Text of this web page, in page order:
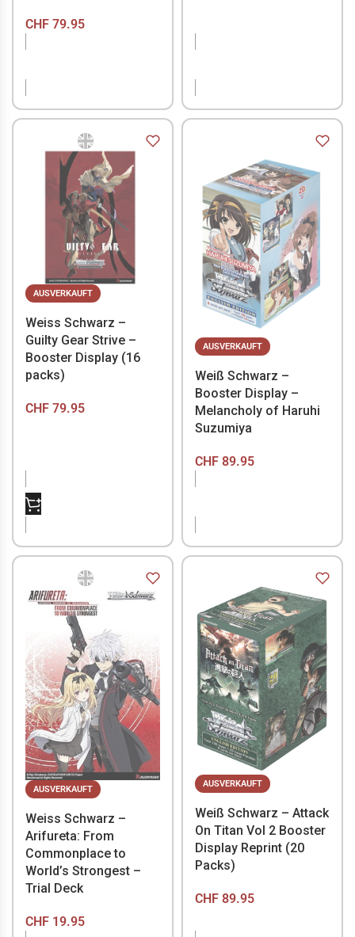
CHF 79.95
AUSVERKAUFT
Weiss Schwarz –
Guilty Gear Strive –
Booster Display (16
packs)
CHF 79.95
AUSVERKAUFT
Weiß Schwarz –
Booster Display –
Melancholy of Haruhi
Suzumiya
CHF89.95
AUSVERKAUFT
Weiss Schwarz –
Arifureta: From
Commonplace to
World’s Strongest –
Trial Deck
CHF 19.95
AUSVERKAUFT
Weiß Schwarz – Attack
On Titan Vol 2 Booster
Display Reprint (20
Packs)
CHF89.95